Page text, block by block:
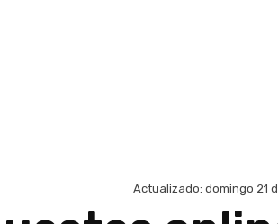
Actualizado: domingo 21